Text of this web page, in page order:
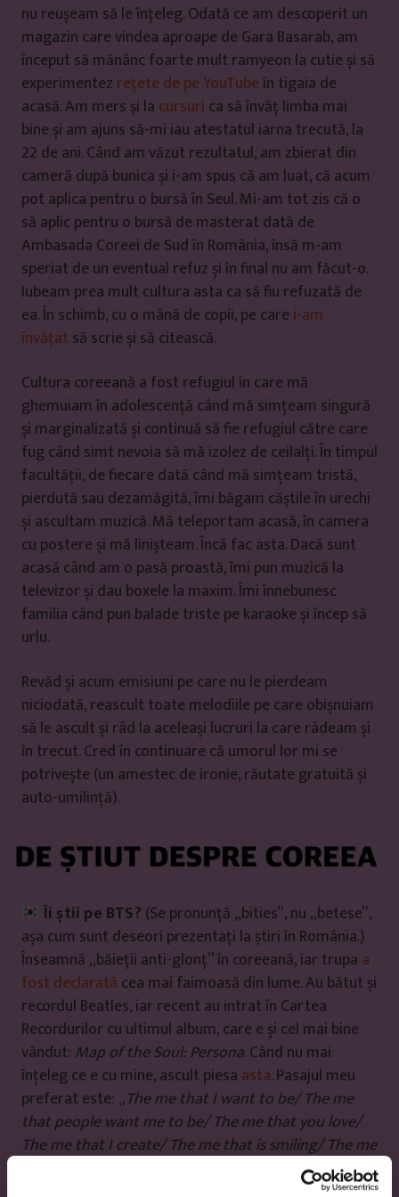
nu reușeam să le înțeleg. Odată ce am descoperit un
magazin care vindea aproape de Gara Basarab, am
început să mănânc foarte mult ramyeon la cutie și să
experimentez rețete de pe YouTubeîn tigaia de
acasă. Am mers și la cursuri ca să învăț limba mai
bine și am ajuns să-mi iau atestatul iarna trecută, la
22 de ani. Când am văzut rezultatul, am zbierat din
cameră după bunica și i-am spus că am luat, că acum
pot aplica pentru o bursă în Seul. Mi-am tot zis că o
să aplic pentru o bursă de masterat dată de
Ambasada Coreei de Sud în România, însă m-am
speriat de un eventual refuz și în final nu am făcut-o.
Iubeam prea mult cultura asta ca să fiu refuzată de
ea. În schimb, cu o mână de copii, pe care i-am
învățat să scrie și să citească.
Cultura coreeană a fost refugiul în care mă
ghemuiam în adolescență când mă simțeam singură
și marginalizată și continuă să fie refugiul către care
fug când simt nevoia să mă izolez de ceilalți. În timpul
facultății, de fiecare dată când mă simțeam tristă,
pierdută sau dezamăgită, îmi băgam căștile în urechi
și ascultam muzică. Mă teleportam acasă, în camera
cu postere și mă linișteam. Încă fac asta. Dacă sunt
acasă când am o pasă proastă, îmi pun muzică la
televizor și dau boxele la maxim. Îmi înnebunesc
familia când pun balade triste pe karaoke și încep să
urlu.
Revăd și acum emisiuni pe care nu le pierdeam
niciodată, reascult toate melodiile pe care obișnuiam
să le ascult și râd la aceleași lucruri la care râdeam și
în trecut. Cred în continuare că umorul lor mi se
potrivește (un amestec de ironie, răutate gratuită și
auto-umilință).
Îi știi pe BTS? (Se pronunță „bities”, nu „betese”,
așa cum sunt deseori prezentați la știri în România.)
Înseamnă „băieții anti-glonț” în coreeană, iar trupa a
fost declarată cea mai faimoasă din lume. Au bătut și
recordul Beatles, iar recent au intrat în Cartea
Recordurilor cu ultimul album, care e și cel mai bine
vândut: Map of the Soul: Persona. Când nu mai
înțeleg ce e cu mine, ascult piesa asta. Pasajul meu
preferat este: „The me that I want to be/ The me
that people want me to be/ The me that you love/
The me that I create/ The me that is smiling/ The me
” (cântat în coreeană).